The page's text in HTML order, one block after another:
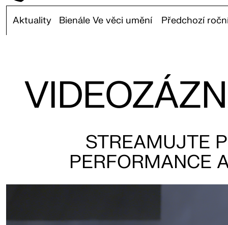
Aktuality Bienále Ve věci umění Předchozí
STREAMUJTE
PERFORMANCE